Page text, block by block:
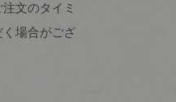
文のタイミ
場合がござ